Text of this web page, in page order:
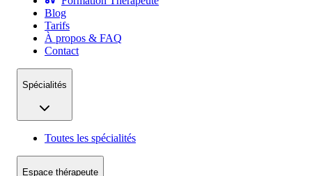
Blog
Tarifs
À propos & FAQ
Contact
Spécialités
Toutes les spécialités
Espace thérapeute